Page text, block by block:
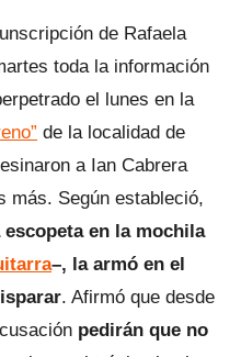
de Rafaela
toda la información
el lunes en la
de la localidad de
a Ian Cabrera
más. Según estableció,
escopeta en la mochila
–, la armó en el
. Afirmó que desde
pedirán que no